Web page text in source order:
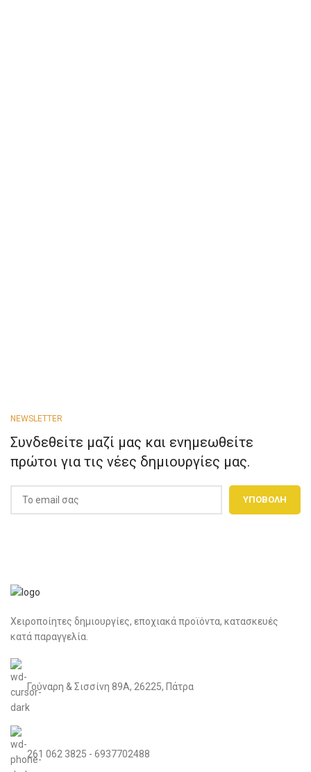
NEWSLETTER
Συνδεθείτε μαζί μας και ενημεωθείτε
πρώτοι για τις νέες δημιουργίες μας.
Χειροποίητες δημιουργίες, εποχιακά προϊόντα, κατασκευές
κατά παραγγελία.
Γούναρη & Σισσίνη 89Α, 26225, Πάτρα
261 062 3825 - 6937702488